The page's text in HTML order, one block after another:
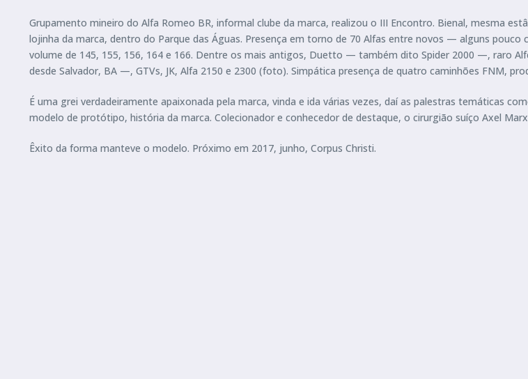
Grupamento mineiro do Alfa Romeo BR, informal clube da marca, realizou o III Encontro. Bienal, mesma
lojinha da marca, dentro do Parque das Águas. Presença em torno de 70 Alfas entre novos — alguns
volume de 145, 155, 156, 164 e 166. Dentre os mais antigos, Duetto — também dito Spider 2000 —, raro
desde Salvador, BA —, GTVs, JK, Alfa 2150 e 2300 (foto). Simpática presença de quatro caminhões FNM,
É uma grei verdadeiramente apaixonada pela marca, vinda e ida várias vezes, daí as palestras temáticas
modelo de protótipo, história da marca. Colecionador e conhecedor de destaque, o cirurgião suíço Axel
Êxito da forma manteve o modelo. Próximo em 2017, junho, Corpus Christi.